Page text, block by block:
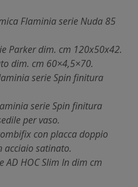
Flaminia serie Nuda 85
Parker dim. cm 120x50x42.
dim. cm 60×4,5×70.
serie Spin finitura
serie Spin finitura
per vaso.
con placca doppio
acciaio satinato.
AD HOC Slim In dim cm